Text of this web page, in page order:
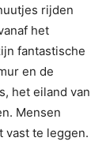
rijden
het
fantastische
en de
het eiland van
Mensen
vast te leggen.